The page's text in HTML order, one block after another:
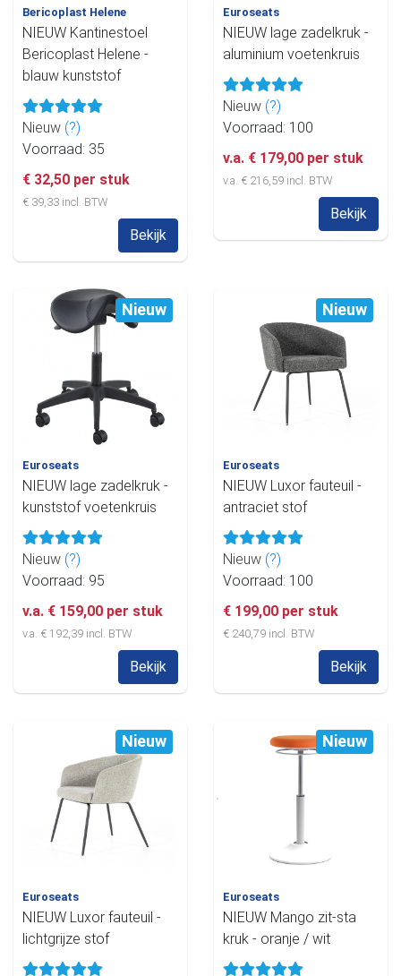
Bericoplast Helene
NIEUW Kantinestoel
Bericoplast Helene -
blauw kunststof
Nieuw (?)
Voorraad: 35
€ 32,50 per stuk
€ 39,33 incl. BTW
Bekijk
Euroseats
NIEUW lage zadelkruk -
aluminium voetenkruis
Nieuw (?)
Voorraad: 100
v.a. € 179,00 per stuk
v.a. € 216,59 incl. BTW
Bekijk
Nieuw
Euroseats
NIEUW lage zadelkruk -
kunststof voetenkruis
Nieuw (?)
Voorraad: 95
v.a. € 159,00 per stuk
v.a. € 192,39 incl. BTW
Bekijk
Nieuw
Euroseats
NIEUW Luxor fauteuil -
antraciet stof
Nieuw (?)
Voorraad: 100
€ 199,00 per stuk
€ 240,79 incl. BTW
Bekijk
Nieuw
Euroseats
NIEUW Luxor fauteuil -
lichtgrijze stof
Nieuw
Euroseats
NIEUW Mango zit-sta
kruk - oranje / wit